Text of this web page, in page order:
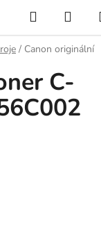
Hledat
/ Canon originální
C-